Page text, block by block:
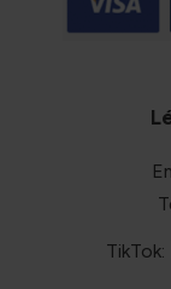
TikTok: